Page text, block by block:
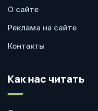
О сайте
Реклама на сайте
Контакты
Как нас читать